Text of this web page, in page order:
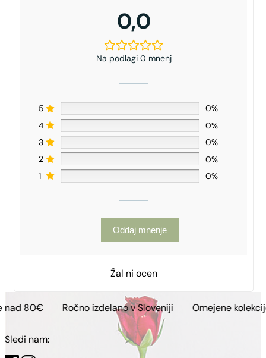
0,0
Na podlagi 0 mnenj
5
0%
4
0%
3
0%
2
0%
1
0%
Oddaj mnenje
Žal ni ocen
Ročno izdelano v Sloveniji Omejene kolekcije
Sledi nam: